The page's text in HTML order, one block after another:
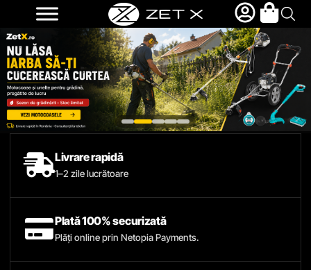
Livrare rapidă
1–2 zile lucrătoare
Plată 100% securizată
Plăți online prin Netopia Payments.